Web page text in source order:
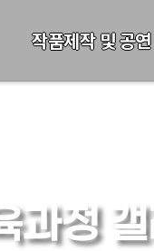
작품제작 및 공연
과정